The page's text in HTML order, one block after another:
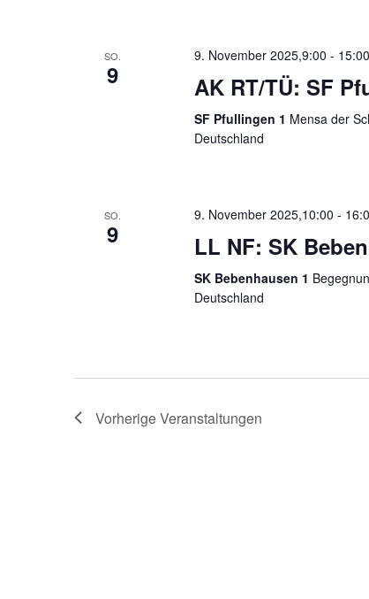
SO.
9
9. November 2025,9:00 - 15:00
AK RT/TÜ: SF
SF Pfullingen 1 Mensa der
Deutschland
SO.
9
9. November 2025,10:00 -
LL NF: SK
SK Bebenhausen 1
Deutschland
VorherigeVeranstaltungen